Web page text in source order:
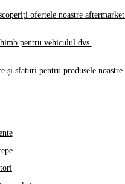
ofertele noastre aftermarket.
pentru vehiculul dvs.
și sfaturi pentru produsele noastre.